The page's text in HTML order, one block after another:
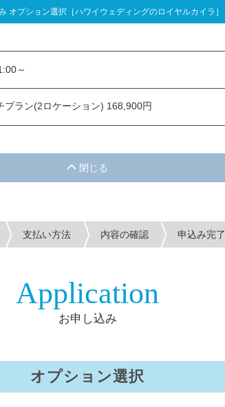
選択
オプション選択［ハワイウェディングのロイヤルカイラ］
～
プラン(2ロケーション) 168,900円
支払い方法 内容の確認 申込み完了
Application
お申し込み
オプション選択